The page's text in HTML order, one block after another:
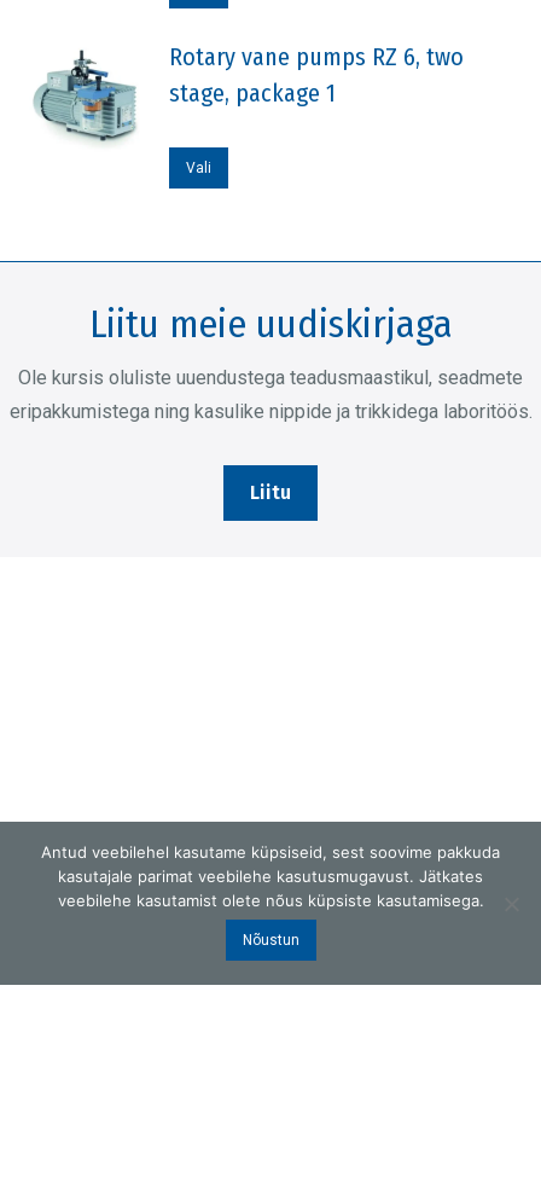
saab
tootelehel.
tootel
on
mitu
Valikuid
saab
Rotary vane pumps RZ 6, two
stage, package 1
Vali
tootel
mitu
Valikuid
saab
teha
Liitu meie uudiskirjaga
Ole kursis oluliste uuendustega teadusmaastikul, seadmete
eripakkumistega ning kasulike nippide ja trikkidega laboritöös.
Liitu
Antud veebilehel kasutame küpsiseid, sest soovime pakkuda
kasutajale parimat veebilehe kasutusmugavust. Jätkates
veebilehe kasutamist olete nõus küpsiste kasutamisega.
Nõustun